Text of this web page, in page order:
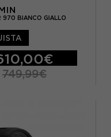
970 BIANCO GIALLO
749,99€